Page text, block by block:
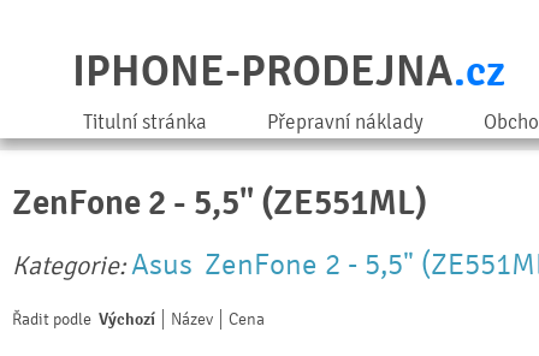
IPHONE-PRODEJNA.cz
Titulní stránka Přepravní náklady
ZenFone 2 - 5,5" (ZE551ML)
Kategorie:Asus ZenFone 2 - 5,5"
Řadit podle Výchozí Název Cena